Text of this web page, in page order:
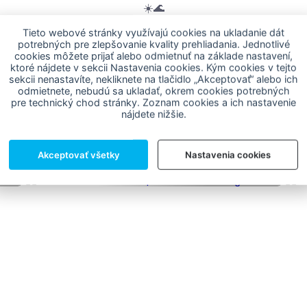
☀️🌊
#AquaparkTrnava #Leto2026 #KrásaAZábava
#SunCare #Trnava #LetoPlnéZážitkov 💕
Prečítajte si podobné
Zábava v bublinkách počas celého
augusta
Tieto webové stránky využívajú cookies na ukladanie dát
potrebných pre zlepšovanie kvality prehliadania. Jednotlivé
cookies môžete prijať alebo odmietnuť na základe nastavení,
ktoré nájdete v sekcii Nastavenia cookies. Kým cookies v tejto
sekcii nenastavíte, nekliknete na tlačidlo „Akceptovať“ alebo ich
odmietnete, nebudú sa ukladať, okrem cookies potrebných
pre technický chod stránky. Zoznam cookies a ich nastavenie
nájdete nižšie.
Akceptovať všetky Nastavenia cookies